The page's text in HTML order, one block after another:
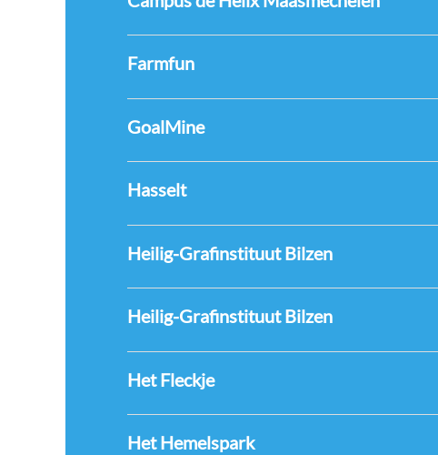
Farmfun
GoalMine
Hasselt
Heilig-Grafinstituut Bilzen
Heilig-Grafinstituut Bilzen
Het Fleckje
Het Hemelspark